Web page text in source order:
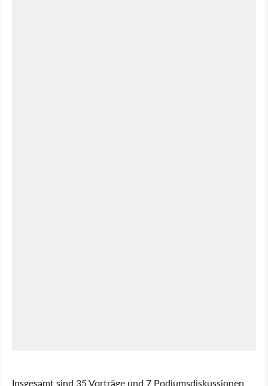
Insgesamt sind 35 Vorträge und 7 Podiumsdiskussionen